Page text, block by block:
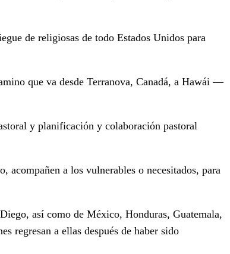
de religiosas de todo Estados Unidos para
que va desde Terranova, Canadá, a Hawái —
y planificación y colaboración pastoral
a los vulnerables o necesitados, para
así como de México, Honduras, Guatemala,
regresan a ellas después de haber sido